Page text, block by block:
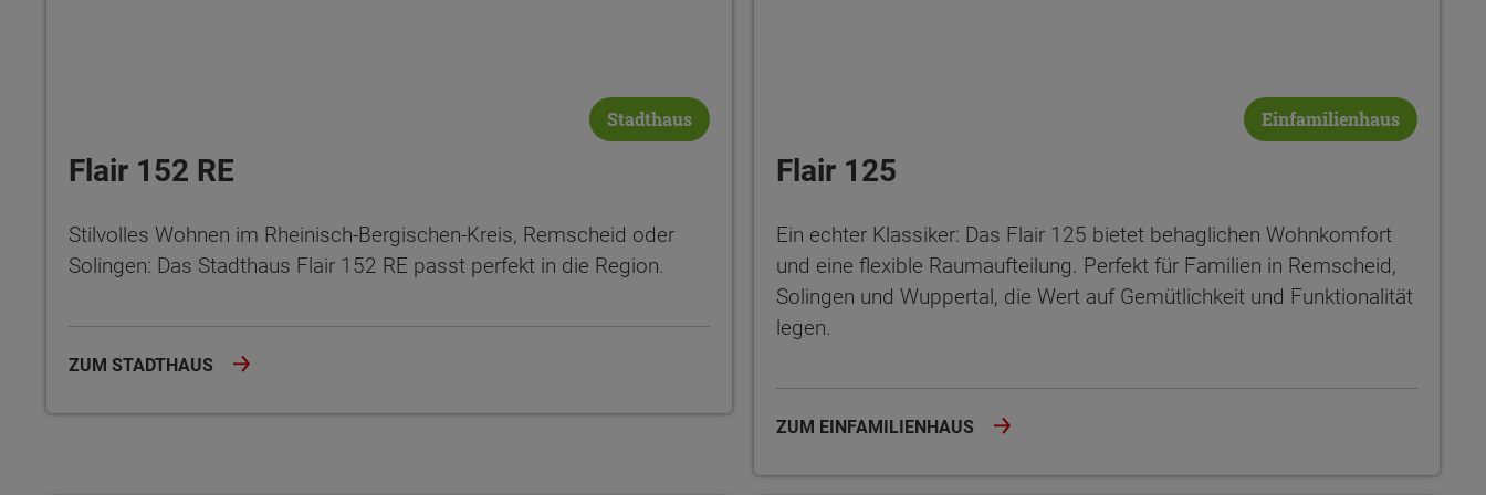
Stadthaus
Flair 152 RE
Stilvolles Wohnen im Rheinisch-Bergischen-Kreis, Remscheid oder
Solingen: Das Stadthaus Flair 152 RE passt perfekt in die Region.
ZUM STADTHAUS
Einfamilienhaus
Flair 125
Ein echter Klassiker: Das Flair 125 bietet behaglichen Wohnkomfort
und eine flexible Raumaufteilung. Perfekt für Familien in Remscheid,
Solingen und Wuppertal, die Wert auf Gemütlichkeit und Funktionalität
legen.
ZUM EINFAMILIENHAUS